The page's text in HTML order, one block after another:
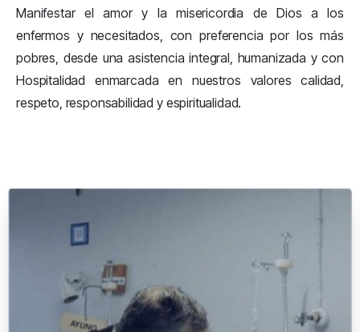
Manifestar el amor y la misericordia de Dios a los
enfermos y necesitados, con preferencia por los más
pobres, desde una asistencia integral, humanizada y con
Hospitalidad enmarcada en nuestros valores calidad,
respeto, responsabilidad y espiritualidad.